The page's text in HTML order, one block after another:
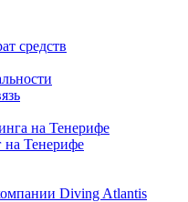
средств
на Тенерифе
Тенерифе
Diving Atlantis